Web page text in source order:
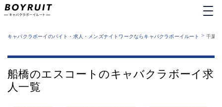
業種から探す
運営者情報
サイトマップ
キャバクラボーイのバイト・求人・メンズナイトワークならキャバクラボーイルート > 千葉
船橋のエスコートのキャバクラボーイ求
人一覧
六本木
池袋
新橋